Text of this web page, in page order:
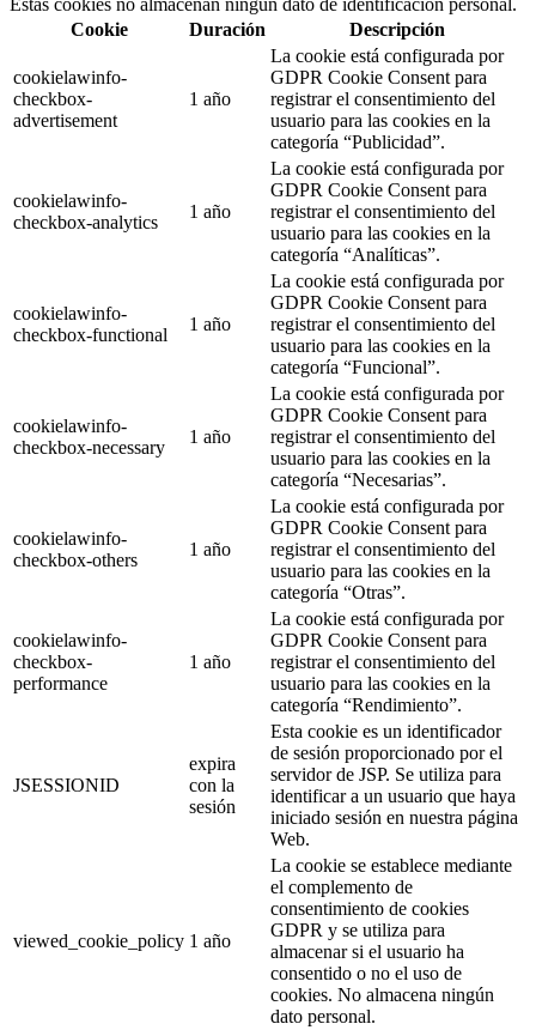
Estas cookies no almacenan ningún dato de identificación personal.
Cookie
Duración Descripción
cookielawinfo-
checkbox-
advertisement
1 año
La cookie está configurada por
GDPR Cookie Consent para
registrar el consentimiento del
usuario para las cookies en la
categoría “Publicidad”.
cookielawinfo-
checkbox-analytics
1 año
La cookie está configurada por
GDPR Cookie Consent para
registrar el consentimiento del
usuario para las cookies en la
categoría “Analíticas”.
cookielawinfo-
checkbox-functional
1 año
La cookie está configurada por
GDPR Cookie Consent para
registrar el consentimiento del
usuario para las cookies en la
categoría “Funcional”.
cookielawinfo-
checkbox-necessary
1 año
La cookie está configurada por
GDPR Cookie Consent para
registrar el consentimiento del
usuario para las cookies en la
categoría “Necesarias”.
cookielawinfo-
checkbox-others
1 año
La cookie está configurada por
GDPR Cookie Consent para
registrar el consentimiento del
usuario para las cookies en la
categoría “Otras”.
cookielawinfo-
checkbox-
performance
1 año
La cookie está configurada por
GDPR Cookie Consent para
registrar el consentimiento del
usuario para las cookies en la
categoría “Rendimiento”.
JSESSIONID
expira
con la
sesión
Esta cookie es un identificador
de sesión proporcionado por el
servidor de JSP. Se utiliza para
identificar a un usuario que haya
iniciado sesión en nuestra página
Web.
viewed_cookie_policy 1 año
La cookie se establece mediante
el complemento de
consentimiento de cookies
GDPR y se utiliza para
almacenar si el usuario ha
consentido o no el uso de
cookies. No almacena ningún
dato personal.